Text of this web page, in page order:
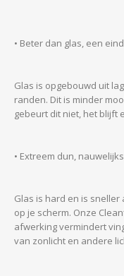
• Beter dan glas, een
Glas is opgebouwd uit
randen. Dit is minder
gebeurt dit niet, het blijft
• Extreem dun,
Glas is hard en is sneller
op je scherm. Onze
afwerking vermindert
van zonlicht en andere